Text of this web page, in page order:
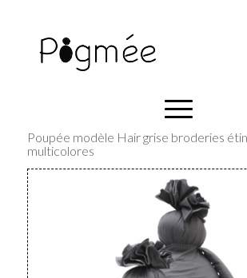
Poupée modèle Hair grise broderies
multicolores